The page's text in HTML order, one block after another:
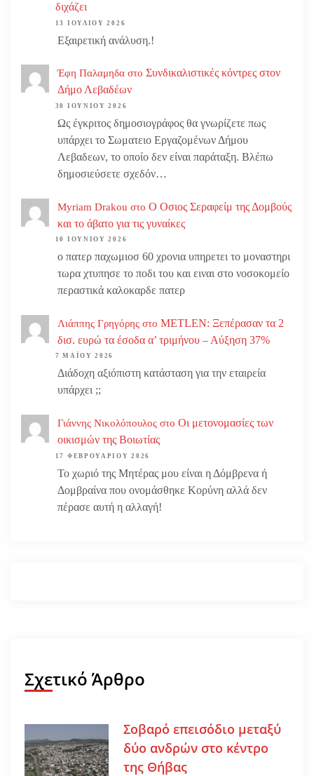
διχάζει
13 ΙΟΥΛΊΟΥ 2026
Εξαιρετική ανάλυση.!
Έφη Παλαμηδα στο Συνδικαλιστικές κόντρες στον
Δήμο Λεβαδέων
30 ΙΟΥΝΊΟΥ 2026
Ως έγκριτος δημοσιογράφος θα γνωρίζετε πως
υπάρχει το Σωματειο Εργαζομένων Δήμου
Λεβαδεων, το οποίο δεν είναι παράταξη. Βλέπω
δημοσιεύσετε σχεδόν…
Myriam Drakou στο Ο Οσιος Σεραφείμ της Δομβούς
και το άβατο για τις γυναίκες
10 ΙΟΥΝΊΟΥ 2026
ο πατερ παχωμιοσ 60 χρονια υπηρετει το μοναστηρι
τωρα χτυπησε το ποδι του και ειναι στο νοσοκομείο
περαστικά καλοκαρδε πατερ
Λιάππης Γρηγόρης στο METLEN: Ξεπέρασαν τα 2
δισ. ευρώ τα έσοδα α’ τριμήνου – Αύξηση 37%
7 ΜΑΪ́ΟΥ 2026
Διάδοχη αξιόπιστη κατάσταση για την εταιρεία
υπάρχει ;;
Γιάννης Νικολόπουλος στο Οι μετονομασίες των
οικισμών της Βοιωτίας
17 ΦΕΒΡΟΥΑΡΊΟΥ 2026
Το χωριό της Μητέρας μου είναι η Δόμβρενα ή
Δομβραίνα που ονομάσθηκε Κορύνη αλλά δεν
πέρασε αυτή η αλλαγή!
Σχετικό Άρθρο
Σοβαρό επεισόδιο μεταξύ
δύο ανδρών στο κέντρο
της Θήβας